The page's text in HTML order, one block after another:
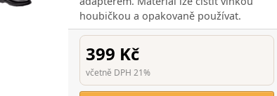
houbičkou a opakovaně používat.
399 Kč
včetně DPH 21%